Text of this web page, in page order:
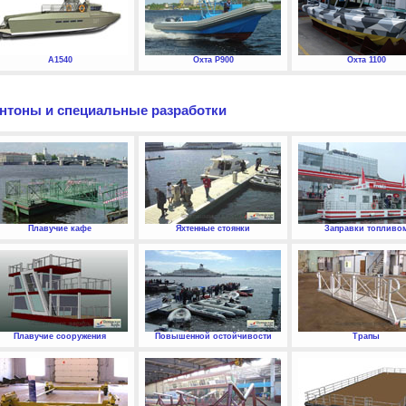
А1540 Охта P900 Охта 1100
и специальные разработки
Плавучие кафе Яхтенные стоянки Заправки
Плавучие сооружения Повышенной остойчивости Трапы